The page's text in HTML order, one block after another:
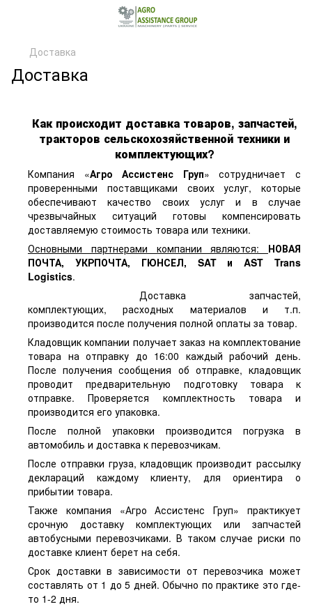
Доставка
Доставка
Как происходит доставка товаров, запчастей,
тракторов сельскохозяйственной техники и
комплектующих?
Компания «Агро Ассистенс Груп» сотрудничает с
проверенными поставщиками своих услуг, которые
обеспечивают качество своих услуг и в случае
чрезвычайных ситуаций готовы компенсировать
доставляемую стоимость товара или техники.
Основными партнерами компании являются: НОВАЯ
ПОЧТА, УКРПОЧТА, ГЮНСЕЛ, SAT и AST Trans
Logistics.
Доставка запчастей,
комплектующих, расходных материалов и т.п.
производится после получения полной оплаты за товар.
Кладовщик компании получает заказ на комплектование
товара на отправку до 16:00 каждый рабочий день.
После получения сообщения об отправке, кладовщик
проводит предварительную подготовку товара к
отправке. Проверяется комплектность товара и
производится его упаковка.
После полной упаковки производится погрузка в
автомобиль и доставка к перевозчикам.
После отправки груза, кладовщик производит рассылку
деклараций каждому клиенту, для ориентира о
прибытии товара.
Также компания «Агро Ассистенс Груп» практикует
срочную доставку комплектующих или запчастей
автобусными перевозчиками. В таком случае риски по
доставке клиент берет на себя.
Срок доставки в зависимости от перевозчика может
составлять от 1 до 5 дней. Обычно по практике это где-
то 1-2 дня.